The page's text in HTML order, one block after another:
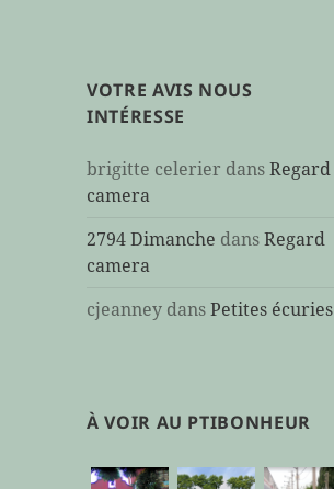
VOTRE AVIS NOUS
INTÉRESSE
brigitte celerier dansRegard
camera
2794 Dimanche dansRegard
camera
cjeanney dansPetites écuries
À VOIR AU PTIBONHEUR